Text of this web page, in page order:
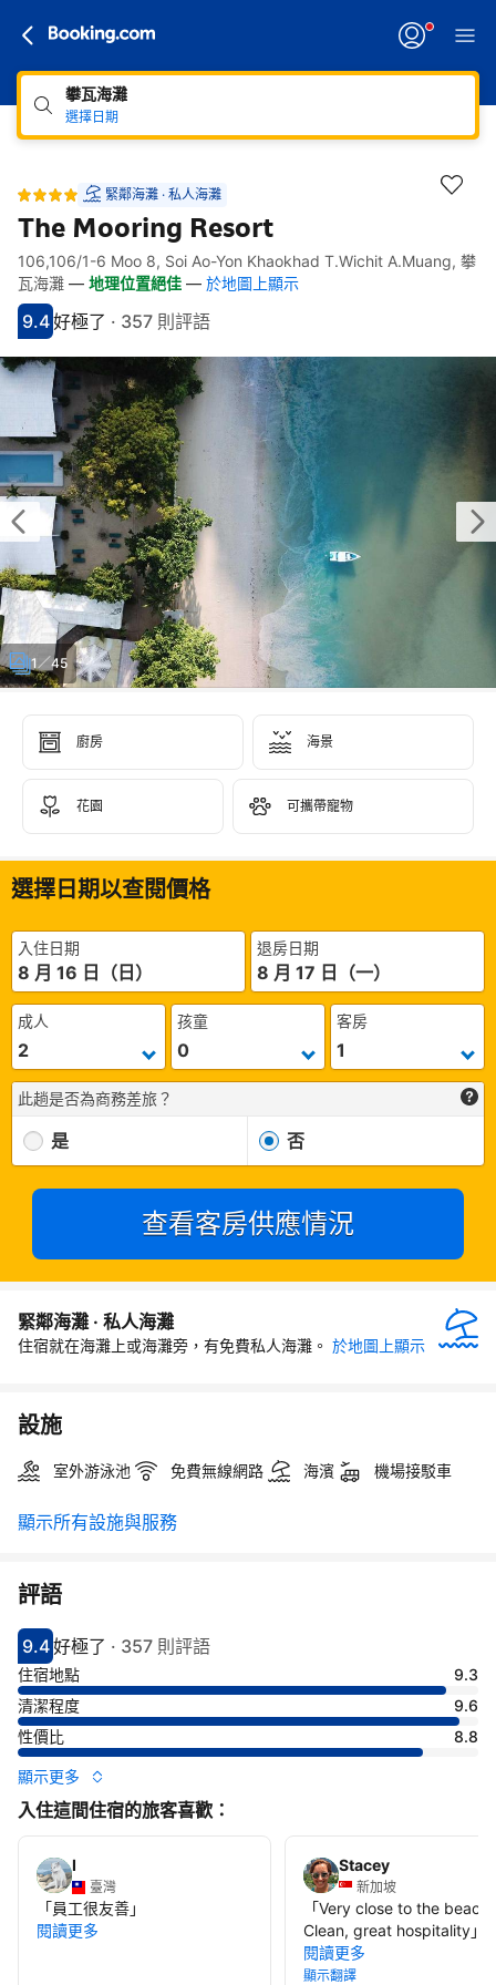
攀瓦海灘
選擇日期
緊鄰海灘 · 私人海灘
The Mooring Resort
快速連結
跳至住宿介紹
跳至熱門設施
跳至客房類型
跳至訂房政策
106,106/1-6 Moo 8, Soi Ao-Yon Khaokhad T.Wichit A.Muang, 攀
瓦海灘 — 地理位置絕佳 — 於地圖上顯示
分數9.4分
9.4
評比好極了
好極了 · 357 則評語
1／45
廚房 海景
花園 可攜帶寵物
選擇日期以查閱價格
入住日期
8 月 16 日（日）
退房日期
8 月 17 日（一）
成人 孩童 客房
此趟是否為商務差旅？
是 否
查看客房供應情況
緊鄰海灘 · 私人海灘
住宿就在海灘上或海灘旁，有免費私人海灘。 於地圖上顯示
設施
室外游泳池 免費無線網路 海濱 機場接駁車
顯示所有設施與服務
評語
分數9.4分
9.4
評比好極了
好極了 · 357 則評語
住宿地點
9.3
清潔程度
9.6
性價比
8.8
顯示更多
入住這間住宿的旅客喜歡：
I
臺灣
「員工很友善」
閱讀更多
Stacey
新加坡
「Very close to the beach!
Clean, great hospitality」
閱讀更多
顯示翻譯